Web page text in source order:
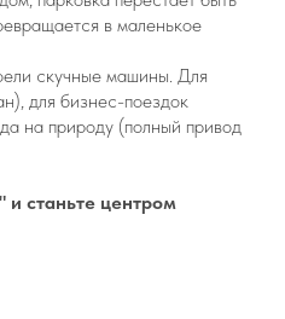
в маленькое
скучные машины. Для
для бизнес-поездок
на природу (полный привод
станьте центром